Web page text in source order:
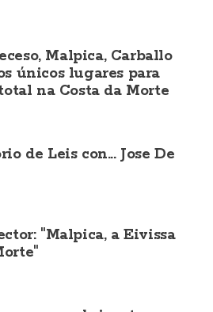
Malpica, Carballo
únicos lugares para
na Costa da Morte
de Leis con... Jose De
"Malpica, a Eivissa